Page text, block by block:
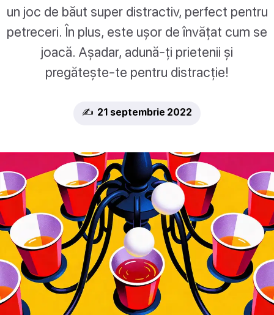
un joc de băut super distractiv, perfect pentru
petreceri. În plus, este ușor de învățat cum se
joacă. Așadar, adună-ți prietenii și
pregătește-te pentru distracție!
✍️ 21 septembrie 2022